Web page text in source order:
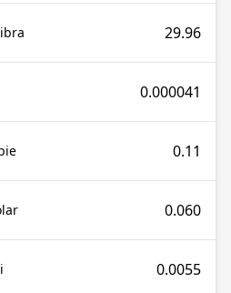
29.96
0.000041
0.11
0.060
0.0055